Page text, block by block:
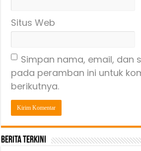
Situs Web
Simpan nama, email, dan
pada peramban ini untuk
berikutnya.
Berita Terkini